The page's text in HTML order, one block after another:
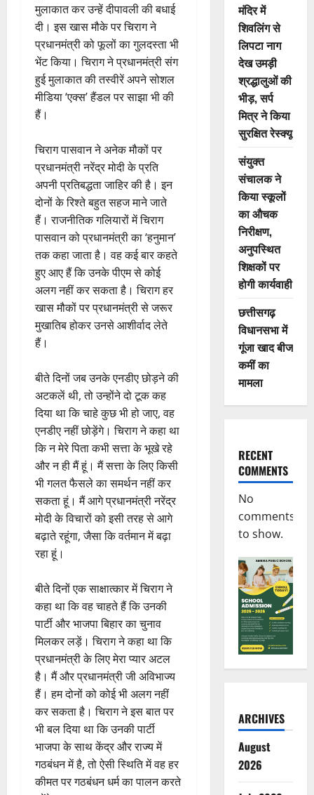
मुलाकात कर उन्हें दीपावली की बधाई
दी। इस खास मौके पर चिराग ने
प्रधानमंत्री को फूलों का गुलदस्ता भी
भेंट किया। चिराग ने प्रधानमंत्री संग
हुई मुलाकात की तस्वीरें अपने सोशल
मीडिया ‘एक्स’ हैंडल पर साझा भी की
हैं।
चिराग पासवान ने अनेक मौकों पर
प्रधानमंत्री नरेंद्र मोदी के प्रति
अपनी प्रतिबद्धता जाहिर की है। इन
दोनों के रिश्ते बहुत सहज माने जाते
हैं। राजनीतिक गलियारों में चिराग
पासवान को प्रधानमंत्री का ‘हनुमान’
तक कहा जाता है। वह कई बार कहते
हुए आए हैं कि उनके पीएम से कोई
अलग नहीं कर सकता है। चिराग हर
खास मौकों पर प्रधानमंत्री से जरूर
मुखातिब होकर उनसे आशीर्वाद लेते
हैं।
बीते दिनों जब उनके एनडीए छोड़ने की
अटकलें थी, तो उन्होंने दो टूक कह
दिया था कि चाहे कुछ भी हो जाए, वह
एनडीए नहीं छोड़ेंगे। चिराग ने कहा था
कि न मेरे पिता कभी सत्ता के भूखे रहे
और न ही मैं हूं। मैं सत्ता के लिए किसी
भी गलत फैसले का समर्थन नहीं कर
सकता हूं। मैं आगे प्रधानमंत्री नरेंद्र
मोदी के विचारों को इसी तरह से आगे
बढ़ाते रहूंगा, जैसा कि वर्तमान में बढ़ा
रहा हूं।
बीते दिनों एक साक्षात्कार में चिराग ने
कहा था कि वह चाहते हैं कि उनकी
पार्टी और भाजपा बिहार का चुनाव
मिलकर लड़ें। चिराग ने कहा था कि
प्रधानमंत्री के लिए मेरा प्यार अटल
है। मैं और प्रधानमंत्री जी अविभाज्य
हैं। हम दोनों को कोई भी अलग नहीं
कर सकता है। चिराग ने इस बात पर
भी बल दिया था कि उनकी पार्टी
भाजपा के साथ केंद्र और राज्य में
गठबंधन में है, तो ऐसी स्थिति में वह हर
कीमत पर गठबंधन धर्म का पालन करते
मंदिर में
शिवलिंग से
लिपटा नाग
देख उमड़ी
श्रद्धालुओं की
भीड़, सर्प
मित्र ने किया
सुरक्षित रेस्क्यू
संयुक्त
संचालक ने
किया स्कूलों
का औचक
निरीक्षण,
अनुपस्थित
शिक्षकों पर
होगी कार्यवाही
छत्तीसगढ़
विधानसभा में
गूंजा खाद बीज
कमीं का
मामला
RECENT
COMMENTS
No
comments
to show.
ARCHIVES
August
2026